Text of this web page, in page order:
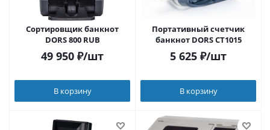
Сортировщик банкнот
DORS 800 RUB
49 950 ₽/шт
В корзину
Портативный cчетчик
банкнот DORS CT1015
5 625 ₽/шт
В корзину